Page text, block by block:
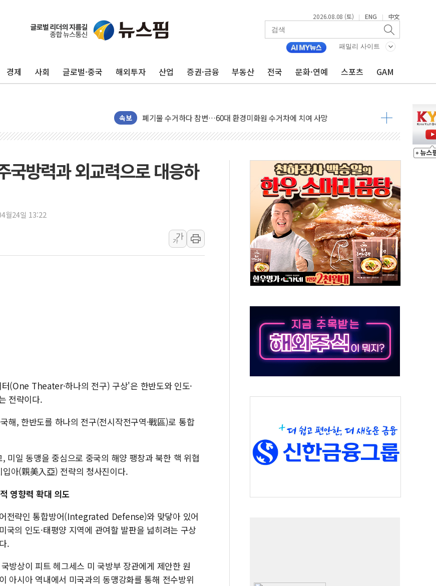
2026.08.08 (토) | ENG | 中文
패밀리 사이트
경제 사회 글로벌·중국 해외투자 산업 증권·금융 부동산 전국 문화·연예 스포츠 GAM
속보
美, 이란전 출구전략 만지작…공습 한계·탄약 부족 현실화
강릉·동해·삼척 시간당 최대 50㎜ 폭우…강원 동해안 강한 비 어어져
서울 중랑구 주택가서 흉기 난동…60대 남성 2명 숨져
李대통령 "결혼 때문에 손해 보는 일 없게"…'결혼 페널티' 22개 과제 손본다
추미애, '위안부' 피해자 기림의 날 참석..."국제적 시민 연대로 목소리 내야"
인천 선재도 갯벌서 해루질 중 실종 60대 나흘만에 숨진 채 발견
인천서 말다툼 중 어머니 흉기 살해 10대 아들 체포
'화합' 꺼낸 김민석에 '뻔뻔' 받아친 정청래…제주 연설서 신경전 고조
李대통령, ISA 개편 재검토 지시…與 "적극 환영"·野 "졸속 국정"
동해중부 전 해상 풍랑주의보…10일까지 최대 3.5m 높은 물결
연일 폭염에 온열질환 사망 23명…정부, 비상대응기구 가동
中 전방위 아파트 부양, 수도 베이징도 부동산 규제 철폐
인제 용대리 계곡서 수위 상승으로 피서객 7명 고립…전원 구조
청양 밭에서 일하던 90대 숨져…온열질환 여부 조사
폭염에 車 운전면허 기능시험 오전 집중 편성…체감온도 38도 넘으면 중단
李대통령, 'ISA·주가누르기 방지법' 전면 재검토 지시
방력과 외교력으로 대응하
월24일 13:22
가
가
(One Theater·하나의 전구) 구상'은 한반도와 인도·
전략이다.
해, 한반도를 하나의 전구(전시작전구역·戰區)로 통합
미일 동맹을 중심으로 중국의 해양 팽창과 북한 핵 위협
아(親美入亞) 전략의 청사진이다.
영향력 확대 의도
전략인 통합방어(Integrated Defense)와 맞닿아 있어
국의 인도·태평양 지역에 관여할 발판을 넓히려는 구상
.
방상이 피트 헤그세스 미 국방부 장관에게 제안한 원
아시아 역내에서 미국과의 동맹강화를 통해 전수방위